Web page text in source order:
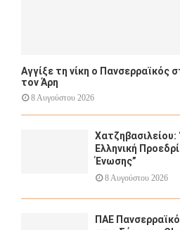
Αγγίξε τη νίκη ο Πανσερραϊκός
τον Άρη
8 Αυγούστου 2026
Χατζηβασιλείου:
Ελληνική
Ένωσης”
8 Αυγούστου 2026
ΠΑΕ